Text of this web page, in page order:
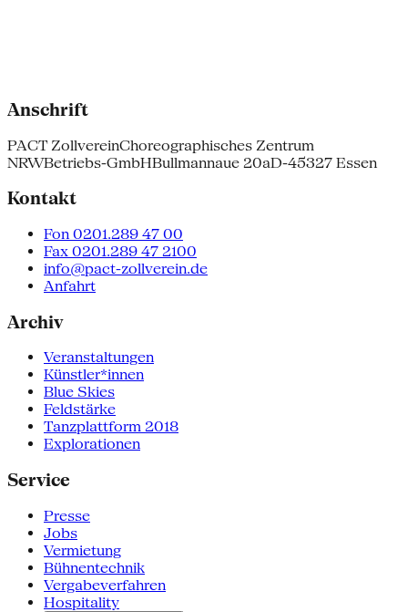
Anschrift
PACT ZollvereinChoreographisches Zentrum
NRWBetriebs-GmbHBullmannaue 20aD-45327 Essen
Kontakt
Fon 0201.289 47 00
Fax 0201.289 47 2100
info@pact-zollverein.de
Anfahrt
Archiv
Veranstaltungen
Künstler*innen
Blue Skies
Feldstärke
Tanzplattform 2018
Explorationen
Service
Presse
Jobs
Vermietung
Bühnentechnik
Vergabeverfahren
Hospitality